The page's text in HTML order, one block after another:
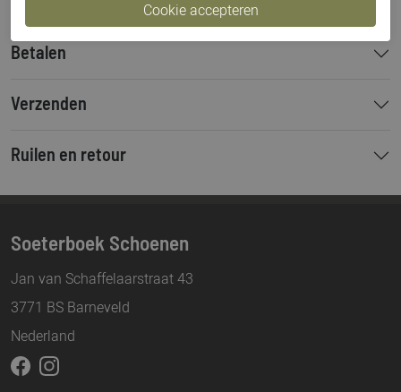
Betalen
Verzenden
Ruilen en retour
Soeterboek Schoenen
Jan van Schaffelaarstraat 43
3771 BS Barneveld
Nederland